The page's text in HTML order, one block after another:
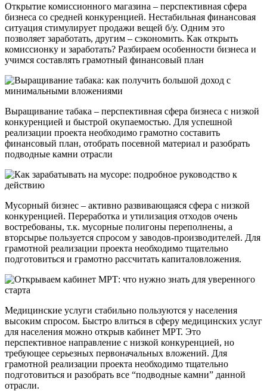
Открытие комиссионного магазина – перспективная сфера
бизнеса со средней конкуренцией. Нестабильная финансовая
ситуация стимулирует продажи вещей б/у. Одним это
позволяет заработать, другим – сэкономить. Как открыть
комиссионку и заработать? Разбираем особенности бизнеса и
учимся составлять грамотный финансовый план
Выращивание табака – перспективная сфера бизнеса с низкой
конкуренцией и быстрой окупаемостью. Для успешной
реализации проекта необходимо грамотно составить
финансовый план, отобрать посевной материал и разобрать
подводные камни отрасли
Мусорный бизнес – активно развивающаяся сфера с низкой
конкуренцией. Переработка и утилизация отходов очень
востребованы, т.к. мусорные полигоны переполнены, а
вторсырье пользуется спросом у заводов-производителей. Для
грамотной реализации проекта необходимо тщательно
подготовиться и грамотно рассчитать капиталовложения.
Медицинские услуги стабильно пользуются у населения
высоким спросом. Быстро влиться в сферу медицинских услуг
для населения можно открыв кабинет МРТ. Это
перспективное направление с низкой конкуренцией, но
требующее серьезных первоначальных вложений. Для
грамотной реализации проекта необходимо тщательно
подготовиться и разобрать все “подводные камни” данной
отрасли.